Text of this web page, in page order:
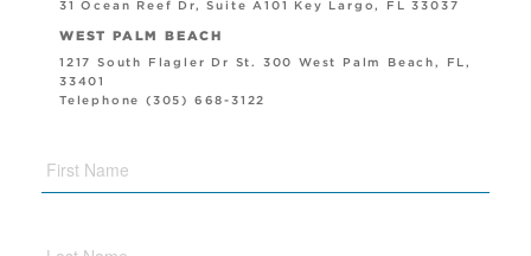
31 Ocean Reef Dr, Suite A101 Key Largo, FL 33037
WEST PALM BEACH
1217 South Flagler Dr St. 300 West Palm Beach, FL,
33401
Telephone (305) 668-3122